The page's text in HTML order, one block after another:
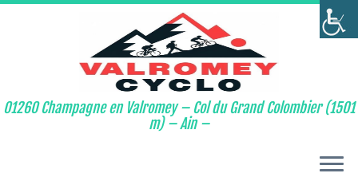
01260 Champagne en Valromey – Col du Grand Colombier (1501
m) – Ain –